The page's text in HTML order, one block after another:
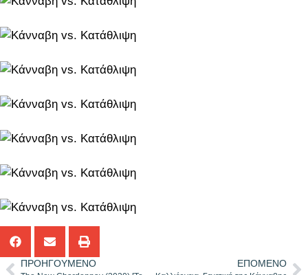
ΠΡΟΗΓΟΎΜΕΝΟ ΕΠΌΜΕΝΟ